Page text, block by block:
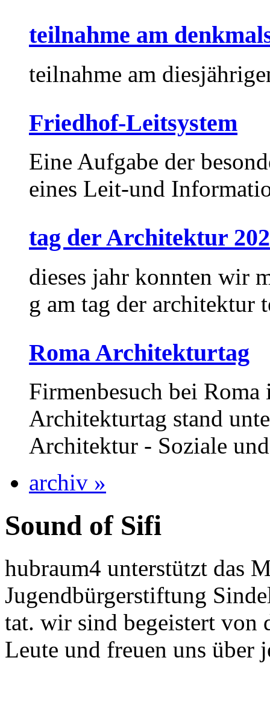
teilnahme am
teilnahme am
Friedhof-Leitsystem
Eine Aufgabe der
eines Leit-und
tag der Architektur
dieses jahr konnten wir
g am tag der architektur
Roma Architekturtag
Firmenbesuch bei
Architekturtag stand
Architektur - Soziale
archiv »
Sound of Sifi
hubraum4 unterstützt das
Jugendbürgerstiftung
tat. wir sind begeistert von
Leute und freuen uns über